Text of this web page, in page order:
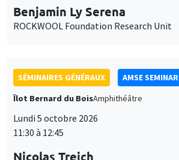
Benjamin Ly Serena
ROCKWOOL Foundation Research Unit
SÉMINAIRES GÉNÉRAUX
AMSE SEMINAR
Îlot Bernard du BoisAmphithéâtre
Lundi 5 octobre 2026
11:30 à 12:45
Nicolas Treich